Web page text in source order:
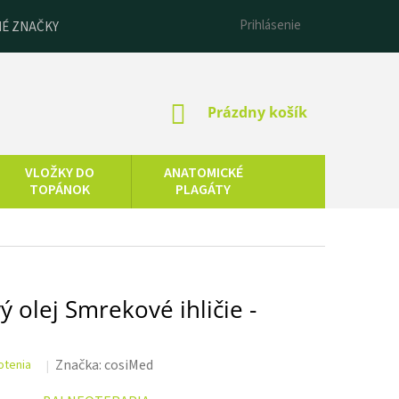
ZNAČKY Prihlásenie
NÁKUPNÝ
Prázdny košík
VLOŽKY DO
TOPÁNOK
ANATOMICKÉ
PLAGÁTY
OLEJE
olej Smrekové ihličie -
Značka:cosiMed